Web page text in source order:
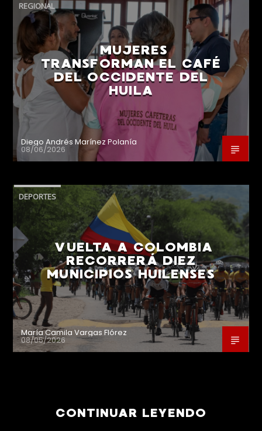
REGIONAL
MUJERES
TRANSFORMAN EL CAFÉ
DEL OCCIDENTE DEL
HUILA
Diego Andrés Marínez Polanía
08/06/2026
DEPORTES
VUELTA A COLOMBIA
RECORRERÁ DIEZ
MUNICIPIOS HUILENSES
María Camila Vargas Flórez
08/05/2026
CONTINUAR LEYENDO